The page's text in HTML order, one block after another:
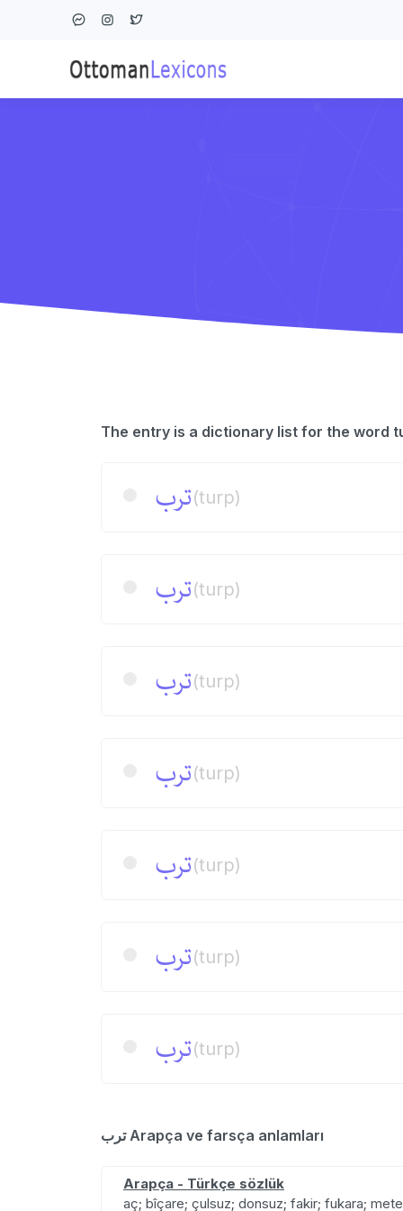
ترب(turp)
ترب(turp)
ترب(turp)
ترب(turp)
ترب(turp)
ترب(turp)
ترب(turp)
ترب Arapça ve farsça anlamları
Arapça - Türkçe sözlük
aç; bîçare; çulsuz; donsuz; fakir; fukara;